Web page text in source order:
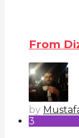
From
by
3